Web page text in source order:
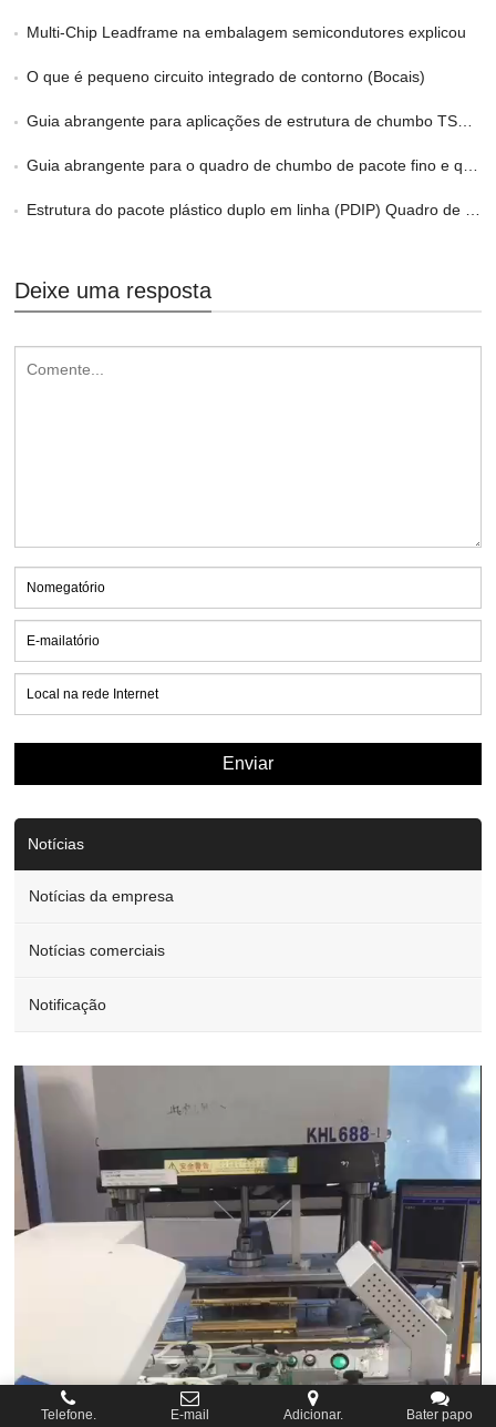
Multi-Chip Leadframe na embalagem semicondutores explicou
O que é pequeno circuito integrado de contorno (Bocais)
Guia abrangente para aplicações de estrutura de chumbo TSOP/LOC
Guia abrangente para o quadro de chumbo de pacote fino e quadro
Estrutura do pacote plástico duplo em linha (PDIP) Quadro de chumbo
Deixe uma resposta
Notícias
Notícias da empresa
Notícias comerciais
Notificação
Video
Player
Telefone. E-mail Adicionar. Bater papo